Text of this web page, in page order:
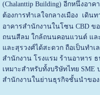
(Chalanttip Building) อีกหนึ่งอาค
ต้องการทำเลใจกลางเมือง
เดินท
อาคารสำนักงานในโซน CBD ขอ
ถนนสีลม ใกล้ถนนคอนแวนต์ แล
และสุรวงศ์ได้สะดวก ถือเป็นทำ
สำนักงาน โรงแรม ร้านอาหาร
เหมาะสำหรับทั้งบริษัทไทย SME
สำนักงานในย่านธุรกิจชั้นนำของ